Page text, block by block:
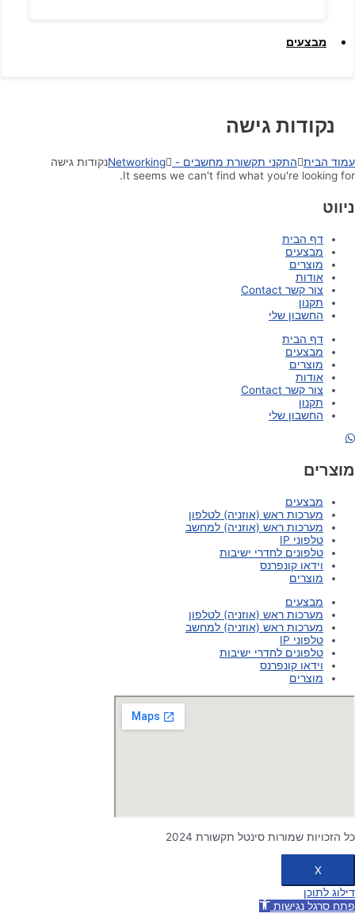
מבצעים
נקודות גישה
עמוד הבית התקני תקשורת מחשבים - Networking
נקודות גישה
It seems we can't find what you're looking for.
ניווט
דף הבית
מבצעים
מוצרים
אודות
צור קשר Contact
תקנון
החשבון שלי
דף הבית
מבצעים
מוצרים
אודות
צור קשר Contact
תקנון
החשבון שלי
מוצרים
מבצעים
מערכות ראש (אוזניה) לטלפון
מערכות ראש (אוזניה) למחשב
טלפוני IP
טלפונים לחדרי ישיבות
וידאו קונפרנס
מוצרים
מבצעים
מערכות ראש (אוזניה) לטלפון
מערכות ראש (אוזניה) למחשב
טלפוני IP
טלפונים לחדרי ישיבות
וידאו קונפרנס
מוצרים
כל הזכויות שמורות סינטל תקשורת 2024
X
דילוג לתוכן
פתח סרגל נגישות